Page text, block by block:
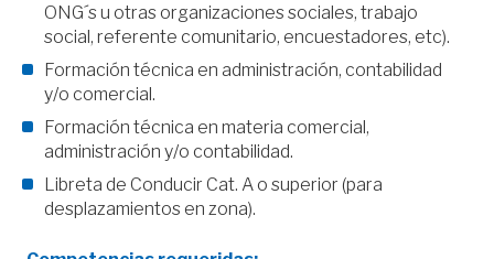
ONG´s u otras organizaciones sociales, trabajo
social, referente comunitario, encuestadores, etc).
Formación técnica en administración, contabilidad
y/o comercial.
Formación técnica en materia comercial,
administración y/o contabilidad.
Libreta de Conducir Cat. A o superior (para
desplazamientos en zona).